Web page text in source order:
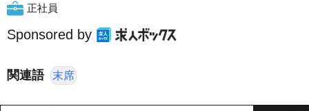
正社員
Sponsored by
関連語 末席